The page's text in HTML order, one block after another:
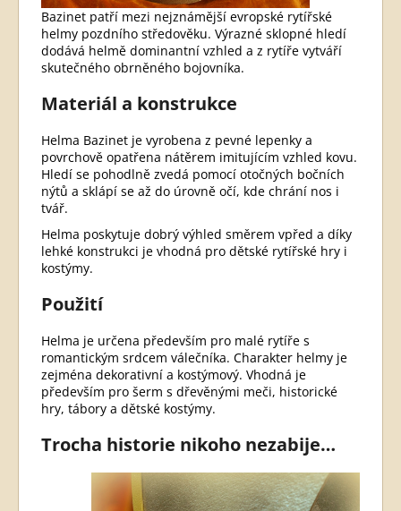
Bazinet patří mezi nejznámější evropské rytířské
helmy pozdního středověku. Výrazné sklopné hledí
dodává helmě dominantní vzhled a z rytíře vytváří
skutečného obrněného bojovníka.
Materiál a konstrukce
Helma Bazinet je vyrobena z pevné lepenky a
povrchově opatřena nátěrem imitujícím vzhled kovu.
Hledí se pohodlně zvedá pomocí otočných bočních
nýtů a sklápí se až do úrovně očí, kde chrání nos i
tvář.
Helma poskytuje dobrý výhled směrem vpřed a díky
lehké konstrukci je vhodná pro dětské rytířské hry i
kostýmy.
Použití
Helma je určena především pro malé rytíře s
romantickým srdcem válečníka. Charakter helmy je
zejména dekorativní a kostýmový. Vhodná je
především pro šerm s dřevěnými meči, historické
hry, tábory a dětské kostýmy.
Trocha historie nikoho nezabije…